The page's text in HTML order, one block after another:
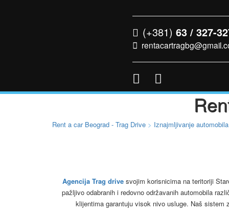
(+381) 63 / 327-
Rent a car Beograd - Trag Drive > Iznajmljivanje automobila
Agencija Trag drive svojim korisnicima na teritoriji
pažljivo odabranih i redovno održavanih automobila
klijentima garantuju visok nivo usluge. Naš sistem